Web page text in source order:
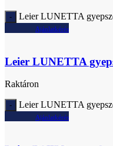
Leier LUNETTA
Ajánlatkérés
Leier LUNETTA
Raktáron
Leier LUNETTA
Ajánlatkérés